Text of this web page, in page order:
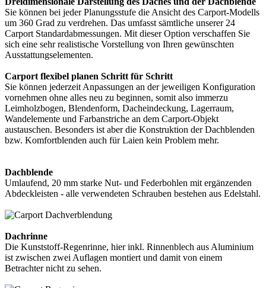
Sie können bei jeder Planungsstufe die Ansicht des Carport-Modells
um 360 Grad zu verdrehen. Das umfasst sämtliche unserer 24
Carport Standardabmessungen. Mit dieser Option verschaffen Sie
sich eine sehr realistische Vorstellung von Ihren gewünschten
Ausstattungselementen.
Carport flexibel planen Schritt für Schritt
Sie können jederzeit Anpassungen an der jeweiligen Konfiguration
vornehmen ohne alles neu zu beginnen, somit also immerzu
Leimholzbogen, Blendenform, Dacheindeckung, Lagerraum,
Wandelemente und Farbanstriche an dem Carport-Objekt
austauschen. Besonders ist aber die Konstruktion der Dachblenden
bzw. Komfortblenden auch für Laien kein Problem mehr.
Dachblende
Umlaufend, 20 mm starke Nut- und Federbohlen mit ergänzenden
Abdeckleisten - alle verwendeten Schrauben bestehen aus Edelstahl.
Dachrinne
Die Kunststoff-Regenrinne, hier inkl. Rinnenblech aus Aluminium
ist zwischen zwei Auflagen montiert und damit von einem
Betrachter nicht zu sehen.